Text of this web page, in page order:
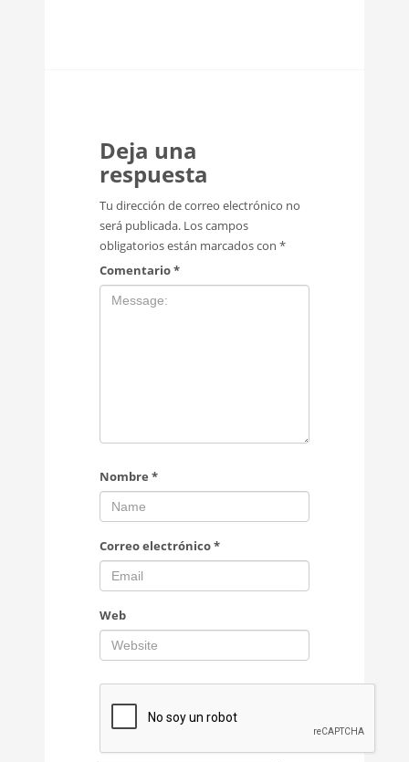
Deja una
respuesta
Tu dirección de correo electrónico no
será publicada. Los campos
obligatorios están marcados con *
Comentario*
Nombre *
Correo electrónico*
Web